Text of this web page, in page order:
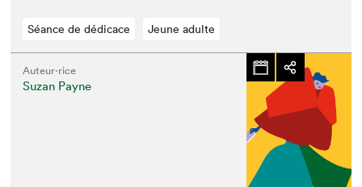
Séance de dédicace Jeune adulte
Auteur·rice
Suzan Payne